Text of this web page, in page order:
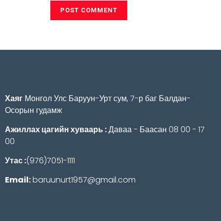
Хаяг Монгол Улс Баруун-Урт сум, 7-р баг Балдан-
Осорын гудамж
Ажиллах цагийн хуваарь :Даваа - Баасан 08 00 - 17
00
Утас :(976)7051-1111
Email:baruunurt1957@gmail.com